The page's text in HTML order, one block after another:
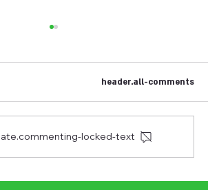
header.all-comments
locked-text